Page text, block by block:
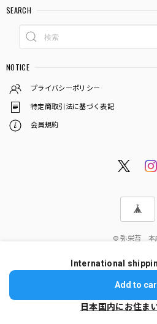
SEARCH
NOTICE
プライバシーポリシー
特定商取引法に基づく表記
会員規約
© 弥栄苔 本
International
Add to
日本国内にお住ま
ショップに